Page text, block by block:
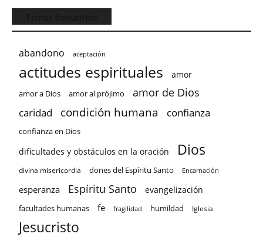
abandono aceptación
actitudes espirituales amor
amor a Dios amor al prójimo amor de Dios
caridad condición humana confianza
confianza en Dios
dificultades y obstáculos en la oración Dios
divina misericordia dones del Espíritu Santo Encarnación
esperanza Espíritu Santo evangelización
facultades humanas fe fragilidad humildad Iglesia
Jesucristo